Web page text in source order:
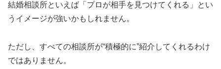
結婚相談所といえば「プロが相手を見つけてくれる」とい
うイメージが強いかもしれません。
ただし、すべての相談所が“積極的に”紹介してくれるわけ
ではありません。